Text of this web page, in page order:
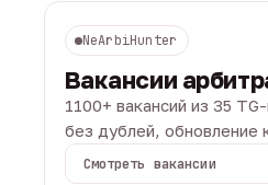
NeArbiHunter
Вакансии
1100+ вакансий из 35
без дублей, обновление
Смотреть вакансии